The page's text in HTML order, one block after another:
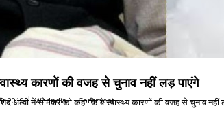
कारणों की वजह से चुनाव नहीं लड़ पाएंगे
अल्वी ने सोमवार को कहा कि वे स्वास्थ्य कारणों की वजह से चुनाव
2019 WerIndia Comment